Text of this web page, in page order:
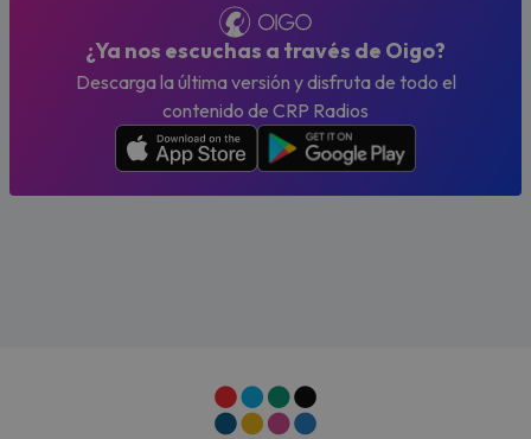
¿Ya nos escuchas a través de Oigo?
Descarga la última versión y disfruta de todo el
contenido de CRP Radios